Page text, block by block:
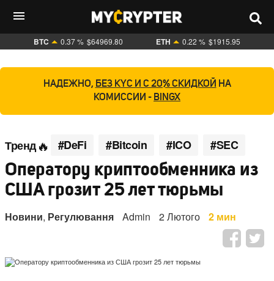
BTC 0.37 % $64969.80 ETH 0.22 % $1915.95
НАДЕЖНО, БЕЗ KYC И С 20% СКИДКОЙ НА
КОМИССИИ - BINGX
Тренд #DeFi #Bitcoin #ICO #SEC
Оператору криптообменника из
США грозит 25 лет тюрьмы
Новини, Регулювання Admin 2 Лютого 2 мин